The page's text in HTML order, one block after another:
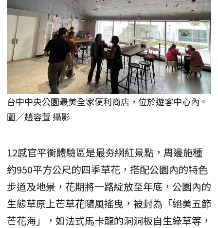
台中中央公園最美全家便利商店，位於遊客中心內。
圖／趙容萱 攝影
12感官平衡體驗區是最夯網紅景點，周邊施種
約950平方公尺的四季草花，搭配公園內的特色
步道及地景，花期將一路綻放至年底，公園內的
生態草原上芒草花隨風搖曳，被封為「絕美五節
芒花海」，如法式馬卡龍的洞洞板自生綠草等，